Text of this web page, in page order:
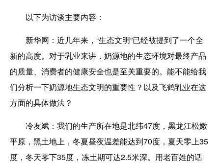
以下为访谈主要内容：
新华网： 近几年来，“生态文明”已经被提到了一个全
新的高度。对于乳业来讲，奶源地的生态环境对最终产品
的质量、消费者的健康安全也是至关重要的。能不能给我
们分析一下奶源地生态文明的重要性？以及飞鹤乳业在这
方面的具体做法？
冷友斌： 我们的生产所在地是北纬47度，黑龙江松嫩
平原，黑土地上，冬夏昼夜温差能达到70度，夏天零上35
度，冬天零下35度，冻土期可达2.5米深。用老百姓的话